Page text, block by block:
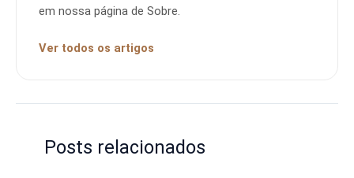
em nossa página de Sobre.
Ver todos os artigos
Posts relacionados